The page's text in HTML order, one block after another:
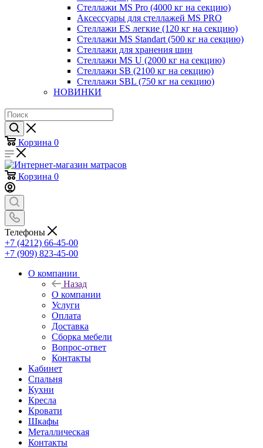
Стеллажи MS Pro (4000 кг на секцию)
Аксессуары для стеллажей MS PRO
Стеллажи ES легкие (120 кг на секцию)
Стеллажи MS Standart (500 кг на секцию)
Стеллажи для хранения шин
Стеллажи MS U (2000 кг на секцию)
Стеллажи SB (2100 кг на секцию)
Стеллажи SBL (750 кг на секцию)
НОВИНКИ
Корзина 0
Корзина 0
Телефоны
+7 (4212) 66-45-00
+7 (909) 823-45-00
О компании
Назад
О компании
Услуги
Оплата
Доставка
Сборка мебели
Вопрос-ответ
Контакты
Кабинет
Спальня
Кухни
Кресла
Кровати
Шкафы
Металлическая
Контакты